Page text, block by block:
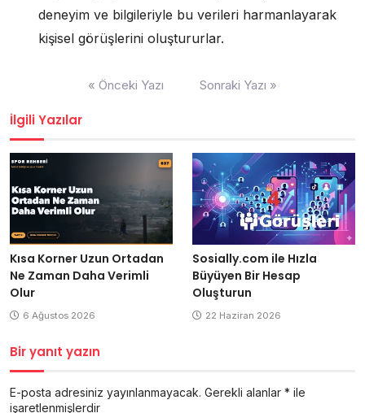
deneyim ve bilgileriyle bu verileri harmanlayarak
kişisel görüşlerini oluştururlar.
« Önceki Yazı Sonraki Yazı »
İlgili Yazılar
Kısa Korner Uzun Ortadan
Ne Zaman Daha Verimli
Olur
6 Ağustos 2026
Sosially.com ile Hızla
Büyüyen Bir Hesap
Oluşturun
22 Haziran 2026
Bir yanıt yazın
E-posta adresiniz yayınlanmayacak. Gerekli alanlar * ile
işaretlenmişlerdir